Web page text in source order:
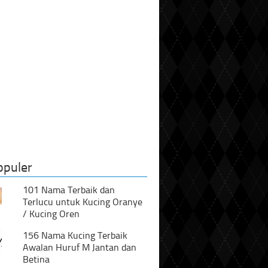
101 Nama Terbaik dan
Terlucu untuk Kucing Oranye
/ Kucing Oren
156 Nama Kucing Terbaik
Awalan Huruf M Jantan dan
Betina